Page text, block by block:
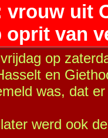
uit
oprit van
op
en
was, dat
werd ook